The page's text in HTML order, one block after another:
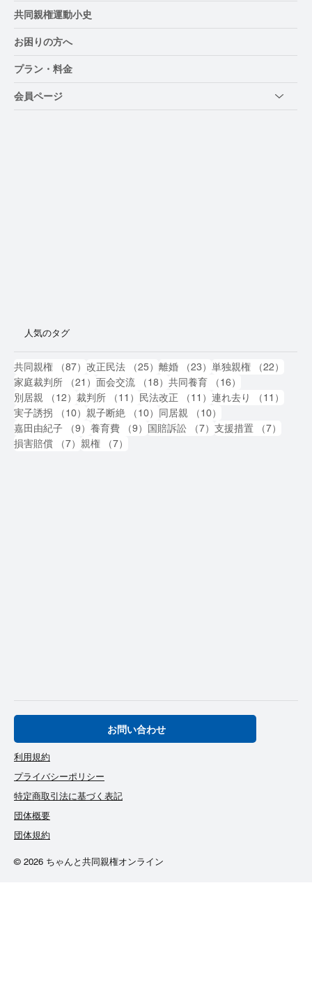
共同親権運動小史
お困りの方へ
プラン・料金
会員ページ
人気のタグ
共同親権 （87） 87件の記事
改正民法 （25） 25件の記事
離婚 （23） 23件の記事
単独親権 （22）
家庭裁判所
（21） 21件の記事
面会交流 （18） 18件の記事
共同養育 （16）
別居親
（12） 12件の記事
裁判所 （11） 11件の記事
民法改正 （11） 11件の記事
連れ去り （11）
実子誘拐
（10） 10件の記事
親子断絶 （10） 10件の記事
同居親 （10）
嘉田由紀子
（9） 9件の記事
養育費 （9） 9件の記事
国賠訴訟 （7） 7件の記事
支援措置 （7）
損害賠償
（7） 7件の記事
親権 （7）
お問い合わせ
利用規約
プライバシーポリシー
特定商取引法に基づく表記
団体概要
団体規約
© 2026 ちゃんと共同親権オンライン